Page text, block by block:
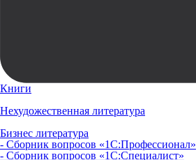
Книги
Нехудожественная литература
Бизнес литература
- Сборник вопросов «1С:Профессионал»
- Сборник вопросов «1С:Специалист»